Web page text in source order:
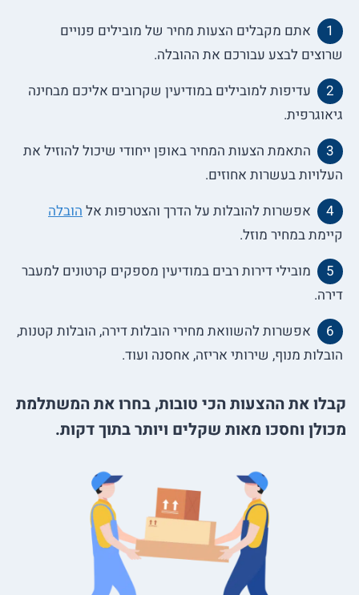
אתם מקבלים הצעות מחיר של מובילים פנויים
שרוצים לבצע עבורכם את ההובלה.
עדיפות למובילים במודיעין שקרובים אליכם מבחינה
גיאוגרפית.
התאמת הצעות המחיר באופן ייחודי שיכול להוזיל את
העלויות בעשרות אחוזים.
אפשרות להובלות על הדרך והצטרפות אל הובלה
קיימת במחיר מוזל.
מובילי דירות רבים במודיעין מספקים קרטונים למעבר
דירה.
אפשרות להשוואת מחירי הובלות דירה, הובלות קטנות,
הובלות מנוף, שירותי אריזה, אחסנה ועוד.
קבלו את ההצעות הכי טובות, בחרו את המשתלמת
מכולן וחסכו מאות שקלים ויותר בתוך דקות.